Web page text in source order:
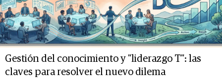
Gestión del conocimiento y "liderazgo T": las
claves para resolver el nuevo dilema